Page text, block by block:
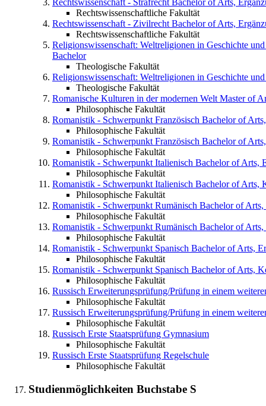
Rechtswissenschaft - Strafrecht Bachelor of Arts,
Rechtswissenschaftliche Fakultät
Rechtswissenschaft - Zivilrecht Bachelor of Arts,
Rechtswissenschaftliche Fakultät
Religionswissenschaft: Weltreligionen in Geschichte
Bachelor
Theologische Fakultät
Religionswissenschaft: Weltreligionen in Geschichte
Theologische Fakultät
Romanische Kulturen in der modernen Welt Master of
Philosophische Fakultät
Romanistik - Schwerpunkt Französisch Bachelor of
Philosophische Fakultät
Romanistik - Schwerpunkt Französisch Bachelor of
Philosophische Fakultät
Romanistik - Schwerpunkt Italienisch Bachelor of Arts,
Philosophische Fakultät
Romanistik - Schwerpunkt Italienisch Bachelor of Arts,
Philosophische Fakultät
Romanistik - Schwerpunkt Rumänisch Bachelor of
Philosophische Fakultät
Romanistik - Schwerpunkt Rumänisch Bachelor of
Philosophische Fakultät
Romanistik - Schwerpunkt Spanisch Bachelor of Arts,
Philosophische Fakultät
Romanistik - Schwerpunkt Spanisch Bachelor of Arts,
Philosophische Fakultät
Russisch Erweiterungsprüfung/Prüfung in einem
Philosophische Fakultät
Russisch Erweiterungsprüfung/Prüfung in einem
Philosophische Fakultät
Russisch Erste Staatsprüfung Gymnasium
Philosophische Fakultät
Russisch Erste Staatsprüfung Regelschule
Philosophische Fakultät
Studienmöglichkeiten Buchstabe S